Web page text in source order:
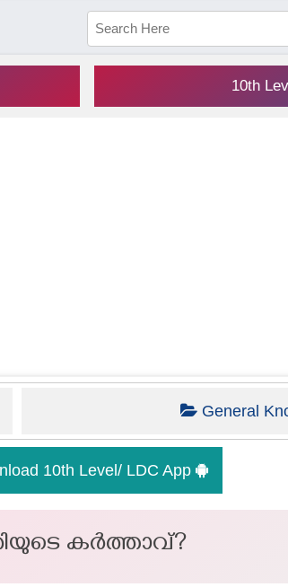
10th
General
10th Level/ LDC App
കർത്താവ്?